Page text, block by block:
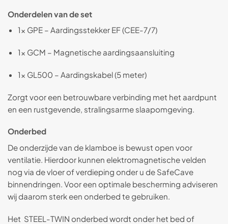
Onderdelen van de set
1× GPE – Aardingsstekker EF (CEE-7/7)
1× GCM – Magnetische aardingsaansluiting
1× GL500 – Aardingskabel (5 meter)
Zorgt voor een betrouwbare verbinding met het aardpunt
en een rustgevende, stralingsarme slaapomgeving.
Onderbed
De onderzijde van de klamboe is bewust open voor
ventilatie. Hierdoor kunnen elektromagnetische velden
nog via de vloer of verdieping onder u de SafeCave
binnendringen. Voor een optimale bescherming adviseren
wij daarom sterk een onderbed te gebruiken.
Het STEEL-TWIN onderbed wordt onder het bed of